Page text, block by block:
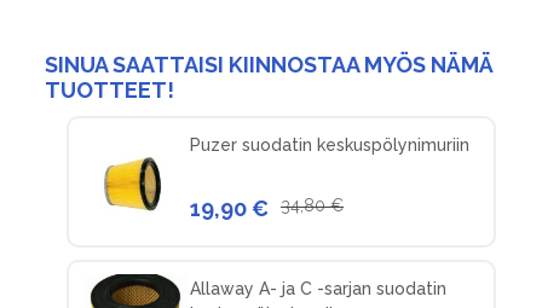
SINUA SAATTAISI KIINNOSTAA MYÖS NÄMÄ
TUOTTEET!
Puzer suodatin keskuspölynimuriin
19,90 € 34,80 €
Allaway A- ja C -sarjan suodatin